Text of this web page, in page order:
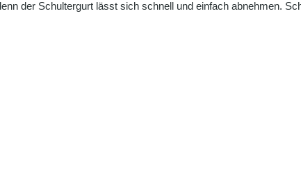
der Schultergurt lässt sich schnell und einfach abnehmen.